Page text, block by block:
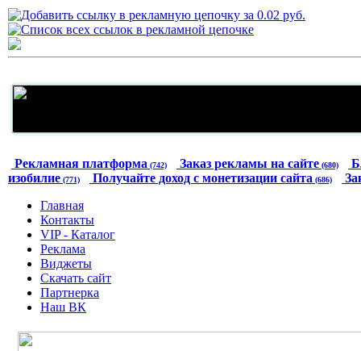
Рекламная платформа (742) Заказ рекламы на сайте (680)
изобилие (771) Получайте доход с монетизации сайта (686)
Главная
Контакты
VIP - Каталог
Реклама
Виджеты
Скачать сайт
Партнерка
Наш ВК